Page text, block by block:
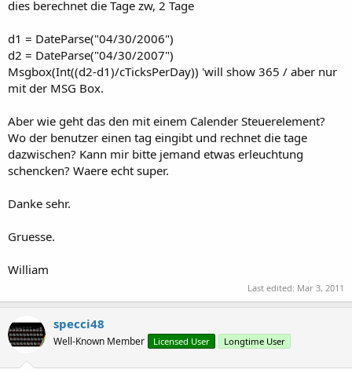
dies berechnet die Tage zw, 2 Tage
d1 = DateParse("04/30/2006")
d2 = DateParse("04/30/2007")
Msgbox(Int((d2-d1)/cTicksPerDay)) 'will show 365 / aber nur
mit der MSG Box.
Aber wie geht das den mit einem Calender Steuerelement?
Wo der benutzer einen tag eingibt und rechnet die tage
dazwischen? Kann mir bitte jemand etwas erleuchtung
schencken? Waere echt super.
Danke sehr.
Gruesse.
William
Last edited: Mar 3, 2011
specci48
Well-Known Member Licensed User Longtime User